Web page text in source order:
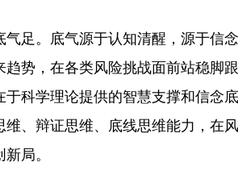
气足。底气源于认知清醒，源于信
趋势，在各类风险挑战面前站稳脚
于科学理论提供的智慧支撑和信念
维、辩证思维、底线思维能力，在
局。